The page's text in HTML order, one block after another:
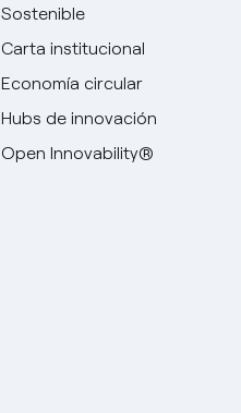
Sostenible
Carta institucional
Economía circular
Hubs de innovación
Open Innovability®